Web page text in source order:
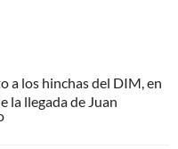
a los hinchas del DIM, en
la llegada de Juan